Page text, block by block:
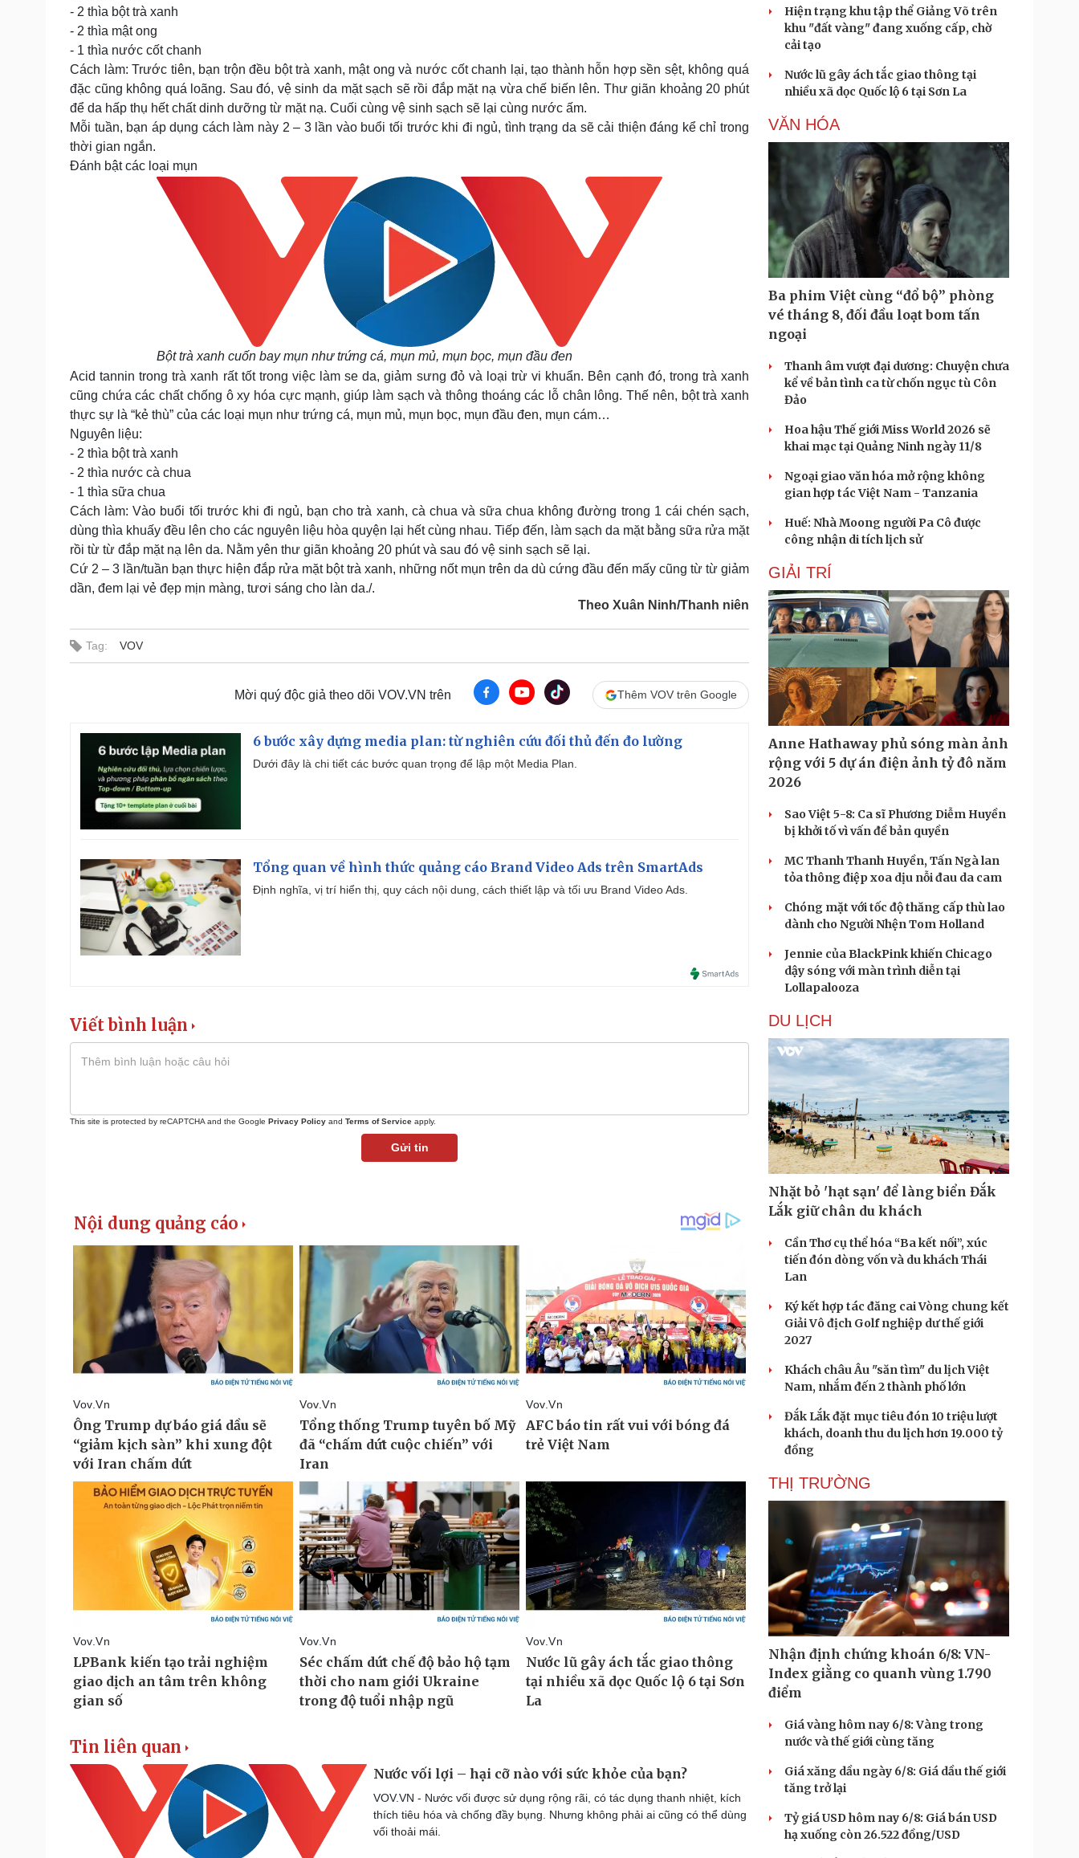
- 2 thìa bột trà xanh
- 2 thìa mật ong
- 1 thìa nước cốt chanh
Cách làm: Trước tiên, bạn trộn đều bột trà xanh, mật ong và nước cốt chanh lại, tạo thành hỗn hợp sền sệt, không quá
đặc cũng không quá loãng. Sau đó, vệ sinh da mặt sạch sẽ rồi đắp mặt nạ vừa chế biến lên. Thư giãn khoảng 20 phút
để da hấp thụ hết chất dinh dưỡng từ mặt nạ. Cuối cùng vệ sinh sạch sẽ lại cùng nước ấm.
Mỗi tuần, bạn áp dụng cách làm này 2 – 3 lần vào buổi tối trước khi đi ngủ, tình trạng da sẽ cải thiện đáng kể chỉ trong
thời gian ngắn.
Đánh bật các loại mụn
Bột trà xanh cuốn bay mụn như trứng cá, mụn mủ, mụn bọc, mụn đầu đen
Acid tannin trong trà xanh rất tốt trong việc làm se da, giảm sưng đỏ và loại trừ vi khuẩn. Bên cạnh đó, trong trà xanh
cũng chứa các chất chống ô xy hóa cực mạnh, giúp làm sạch và thông thoáng các lỗ chân lông. Thế nên, bột trà xanh
thực sự là “kẻ thù” của các loại mụn như trứng cá, mụn mủ, mụn bọc, mụn đầu đen, mụn cám…
Nguyên liệu:
- 2 thìa bột trà xanh
- 2 thìa nước cà chua
- 1 thìa sữa chua
Cách làm: Vào buổi tối trước khi đi ngủ, bạn cho trà xanh, cà chua và sữa chua không đường trong 1 cái chén sạch,
dùng thìa khuấy đều lên cho các nguyên liệu hòa quyện lại hết cùng nhau. Tiếp đến, làm sạch da mặt bằng sữa rửa mặt
rồi từ từ đắp mặt nạ lên da. Nằm yên thư giãn khoảng 20 phút và sau đó vệ sinh sạch sẽ lại.
Cứ 2 – 3 lần/tuần bạn thực hiện đắp rửa mặt bột trà xanh, những nốt mụn trên da dù cứng đầu đến mấy cũng từ từ giảm
dần, đem lại vẻ đẹp mịn màng, tươi sáng cho làn da./.
Theo Xuân Ninh/Thanh niên
Tag: VOV
Mời quý độc giả theo dõi VOV.VN trên Thêm VOV trên Google
6 bước xây dựng media plan: từ nghiên cứu đối thủ đến đo lường
Dưới đây là chi tiết các bước quan trọng để lập một Media Plan.
Tổng quan về hình thức quảng cáo Brand Video Ads trên SmartAds
Định nghĩa, vị trí hiển thị, quy cách nội dung, cách thiết lập và tối ưu Brand Video Ads.
Viết bình luận
This site is protected by reCAPTCHA and the Google Privacy Policy and Terms of Service apply.
Gửi tin
Tin liên quan
Nước vối lợi – hại cỡ nào với sức khỏe của bạn?
VOV.VN - Nước vối được sử dụng rộng rãi, có tác dụng thanh nhiệt, kích
thích tiêu hóa và chống đầy bụng. Nhưng không phải ai cũng có thể dùng
vối thoải mái.
Hiện trạng khu tập thể Giảng Võ trên
khu "đất vàng" đang xuống cấp, chờ
cải tạo
Nước lũ gây ách tắc giao thông tại
nhiều xã dọc Quốc lộ 6 tại Sơn La
VĂN HÓA
Ba phim Việt cùng “đổ bộ” phòng
vé tháng 8, đối đầu loạt bom tấn
ngoại
Thanh âm vượt đại dương: Chuyện chưa
kể về bản tình ca từ chốn ngục tù Côn
Đảo
Hoa hậu Thế giới Miss World 2026 sẽ
khai mạc tại Quảng Ninh ngày 11/8
Ngoại giao văn hóa mở rộng không
gian hợp tác Việt Nam - Tanzania
Huế: Nhà Moong người Pa Cô được
công nhận di tích lịch sử
GIẢI TRÍ
Anne Hathaway phủ sóng màn ảnh
rộng với 5 dự án điện ảnh tỷ đô năm
2026
Sao Việt 5-8: Ca sĩ Phương Diễm Huyền
bị khởi tố vì vấn đề bản quyền
MC Thanh Thanh Huyền, Tấn Ngà lan
tỏa thông điệp xoa dịu nỗi đau da cam
Chóng mặt với tốc độ thăng cấp thù lao
dành cho Người Nhện Tom Holland
Jennie của BlackPink khiến Chicago
dậy sóng với màn trình diễn tại
Lollapalooza
DU LỊCH
Nhặt bỏ 'hạt sạn' để làng biển Đắk
Lắk giữ chân du khách
Cần Thơ cụ thể hóa “Ba kết nối”, xúc
tiến đón dòng vốn và du khách Thái
Lan
Ký kết hợp tác đăng cai Vòng chung kết
Giải Vô địch Golf nghiệp dư thế giới
2027
Khách châu Âu "săn tìm" du lịch Việt
Nam, nhắm đến 2 thành phố lớn
Đắk Lắk đặt mục tiêu đón 10 triệu lượt
khách, doanh thu du lịch hơn 19.000 tỷ
đồng
THỊ TRƯỜNG
Nhận định chứng khoán 6/8: VN-
Index giằng co quanh vùng 1.790
điểm
Giá vàng hôm nay 6/8: Vàng trong
nước và thế giới cùng tăng
Giá xăng dầu ngày 6/8: Giá dầu thế giới
tăng trở lại
Tỷ giá USD hôm nay 6/8: Giá bán USD
hạ xuống còn 26.522 đồng/USD